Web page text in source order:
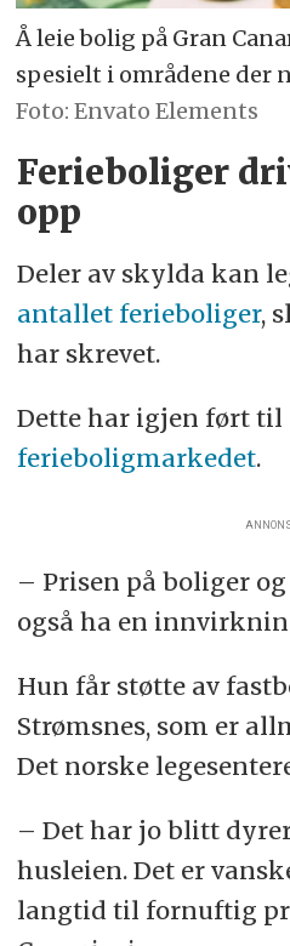
Å leie bolig på Gran
spesielt i områdene der
Envato Elements
Ferieboliger
opp
Deler av skylda kan
antallet ferieboliger,
har skrevet.
Dette har igjen ført til
ferieboligmarkedet.
– Prisen på boliger
også ha en
Hun får støtte av
Strømsnes, som er
Det norske
– Det har jo blitt
husleien. Det er
langtid til fornuftig